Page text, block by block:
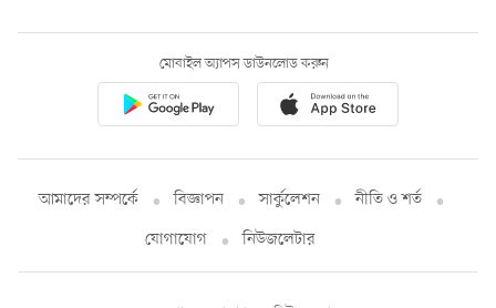
মোবাইল অ্যাপস ডাউনলোড করুন
আমাদের সম্পর্কে বিজ্ঞাপন সার্কুলেশন
নীতি ও শর্ত
যোগাযোগ
নিউজলেটার